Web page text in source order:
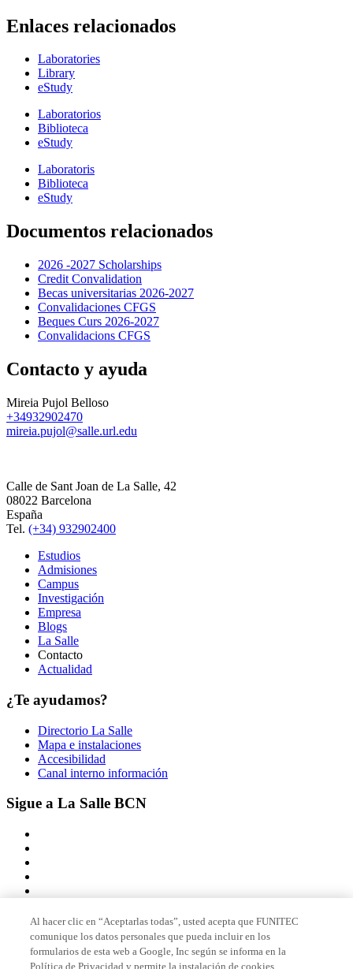
Enlaces relacionados
Laboratories
Library
eStudy
Laboratorios
Biblioteca
eStudy
Laboratoris
Biblioteca
eStudy
Documentos relacionados
2026 -2027 Scholarships
Credit Convalidation
Becas universitarias 2026-2027
Convalidaciones CFGS
Beques Curs 2026-2027
Convalidacions CFGS
Contacto y ayuda
Mireia Pujol Belloso
+34932902470
mireia.pujol@salle.url.edu
Calle de Sant Joan de La Salle, 42
08022 Barcelona
España
Tel. (+34) 932902400
Estudios
Admisiones
Campus
Investigación
Empresa
Blogs
La Salle
Contacto
Actualidad
¿Te ayudamos?
Directorio La Salle
Mapa e instalaciones
Accesibilidad
Canal interno información
Sigue a La Salle BCN
Miembro de
Al hacer clic en “Aceptarlas todas”, usted acepta que FUNITEC
comunique los datos personales que pueda incluir en los
formularios de esta web a Google, Inc según se informa en la
Política de Privacidad y permite la instalación de cookies